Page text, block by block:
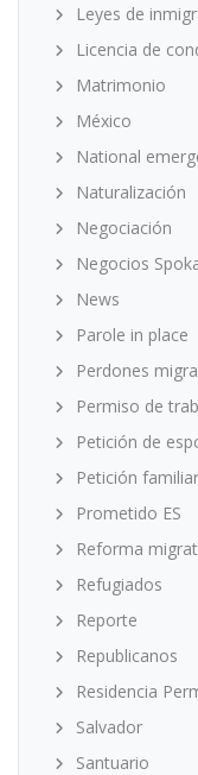
Leyes de
Licencia de
Matrimonio
México
National
Naturalización
Negociación
Negocios
News
Parole in place
Perdones
Permiso de
Petición de
Petición familiar
Prometido ES
Reforma
Refugiados
Reporte
Republicanos
Residencia
Salvador
Santuario